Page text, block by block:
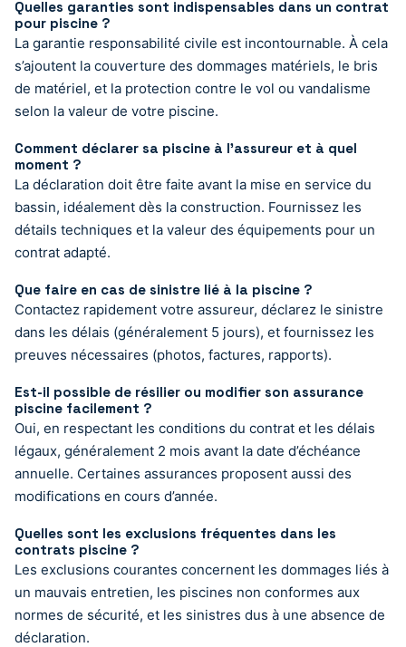
Quelles garanties sont indispensables dans un contrat
pour piscine ?
La garantie responsabilité civile est incontournable. À cela
s’ajoutent la couverture des dommages matériels, le bris
de matériel, et la protection contre le vol ou vandalisme
selon la valeur de votre piscine.
Comment déclarer sa piscine à l’assureur et à quel
moment ?
La déclaration doit être faite avant la mise en service du
bassin, idéalement dès la construction. Fournissez les
détails techniques et la valeur des équipements pour un
contrat adapté.
Que faire en cas de sinistre lié à la piscine ?
Contactez rapidement votre assureur, déclarez le sinistre
dans les délais (généralement 5 jours), et fournissez les
preuves nécessaires (photos, factures, rapports).
Est-il possible de résilier ou modifier son assurance
piscine facilement ?
Oui, en respectant les conditions du contrat et les délais
légaux, généralement 2 mois avant la date d’échéance
annuelle. Certaines assurances proposent aussi des
modifications en cours d’année.
Quelles sont les exclusions fréquentes dans les
contrats piscine ?
Les exclusions courantes concernent les dommages liés à
un mauvais entretien, les piscines non conformes aux
normes de sécurité, et les sinistres dus à une absence de
déclaration.